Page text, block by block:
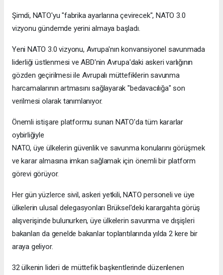
Şimdi, NATO'yu "fabrika ayarlarına çevirecek", NATO 3.0
vizyonu gündemde yerini almaya başladı.
Yeni NATO 3.0 vizyonu, Avrupa'nın konvansiyonel savunmada
liderliği üstlenmesi ve ABD'nin Avrupa'daki askeri varlığının
gözden geçirilmesi ile Avrupalı müttefiklerin savunma
harcamalarının artmasını sağlayarak "bedavacılığa" son
verilmesi olarak tanımlanıyor.
Önemli istişare platformu sunan NATO'da tüm kararlar
oybirliğiyle
NATO, üye ülkelerin güvenlik ve savunma konularını görüşmek
ve karar almasına imkan sağlamak için önemli bir platform
görevi görüyor.
Her gün yüzlerce sivil, askeri yetkili, NATO personeli ve üye
ülkelerin ulusal delegasyonları Brüksel'deki karargahta görüş
alışverişinde bulunurken, üye ülkelerin savunma ve dışişleri
bakanları da genelde bakanlar toplantılarında yılda 2 kere bir
araya geliyor.
32 ülkenin lideri de müttefik başkentlerinde düzenlenen